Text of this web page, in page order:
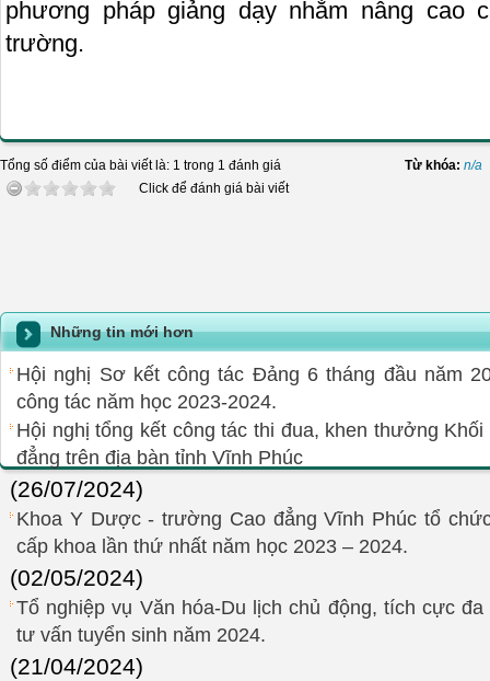
phương pháp giảng dạy nhằm nâng cao
trường.
Tổng số điểm của bài viết là: 1 trong 1 đánh giá
Click để đánh giá bài viết
Từ khóa: n/a
Những tin mới hơn
Hội nghị Sơ kết công tác Đảng 6 tháng đầu năm
công tác năm học 2023-2024.
Hội nghị tổng kết công tác thi đua, khen thưởng
đẳng trên địa bàn tỉnh Vĩnh Phúc
(26/07/2024)
Khoa Y Dược - trường Cao đẳng Vĩnh Phúc tổ
cấp khoa lần thứ nhất năm học 2023 – 2024.
(02/05/2024)
Tổ nghiệp vụ Văn hóa-Du lịch chủ động, tích cực
tư vấn tuyển sinh năm 2024.
(21/04/2024)